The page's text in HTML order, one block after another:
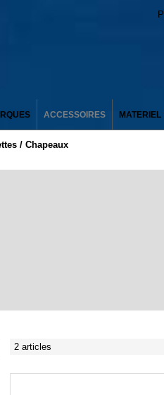
ACCESSOIRES MATERIEL
/ Chapeaux
2 articles